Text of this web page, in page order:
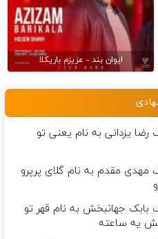
ایوان بند - عزیزم باریکلا
رضا یزدانی به نام یعنی تو
مهدی مقدم به نام گلای پرپرو
بابک جهانبخش به نام قهر تو
یه ساعته